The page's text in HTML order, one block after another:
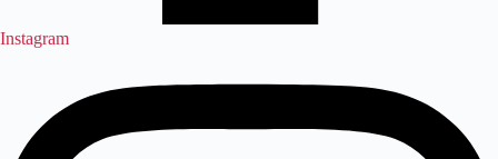
Instagram